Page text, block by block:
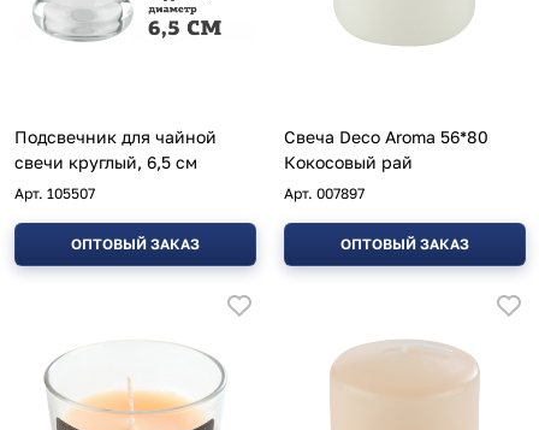
Подсвечник для чайной
свечи круглый, 6,5 см
Арт. 105507
ОПТОВЫЙ ЗАКАЗ
Свеча Deco Aroma 56*80
Кокосовый рай
Арт. 007897
ОПТОВЫЙ ЗАКАЗ